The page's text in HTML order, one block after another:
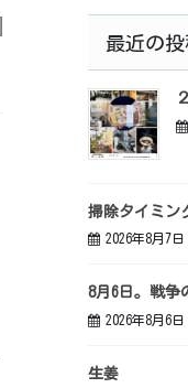
最近の
掃除タイミン
2026年8月7日
8月6日。戦争
2026年8月6日
生姜